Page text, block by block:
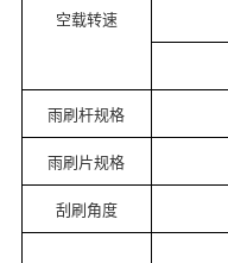
空载转速
雨刷杆规格
雨刷片规格
刮刷角度